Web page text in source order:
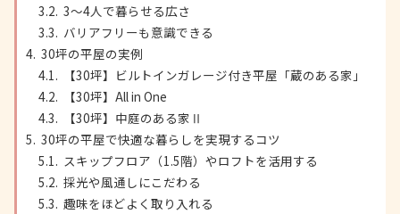
3〜4人で暮らせる広さ
バリアフリーも意識できる
30坪の平屋の実例
【30坪】ビルトインガレージ付き平屋「蔵のある家」
【30坪】All in One
【30坪】中庭のある家Ⅱ
30坪の平屋で快適な暮らしを実現するコツ
スキップフロア（1.5階）やロフトを活用する
採光や風通しにこだわる
趣味をほどよく取り入れる